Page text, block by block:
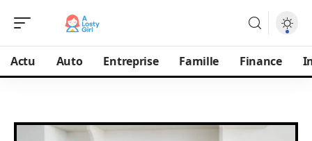
Actu Auto Entreprise Famille Finance